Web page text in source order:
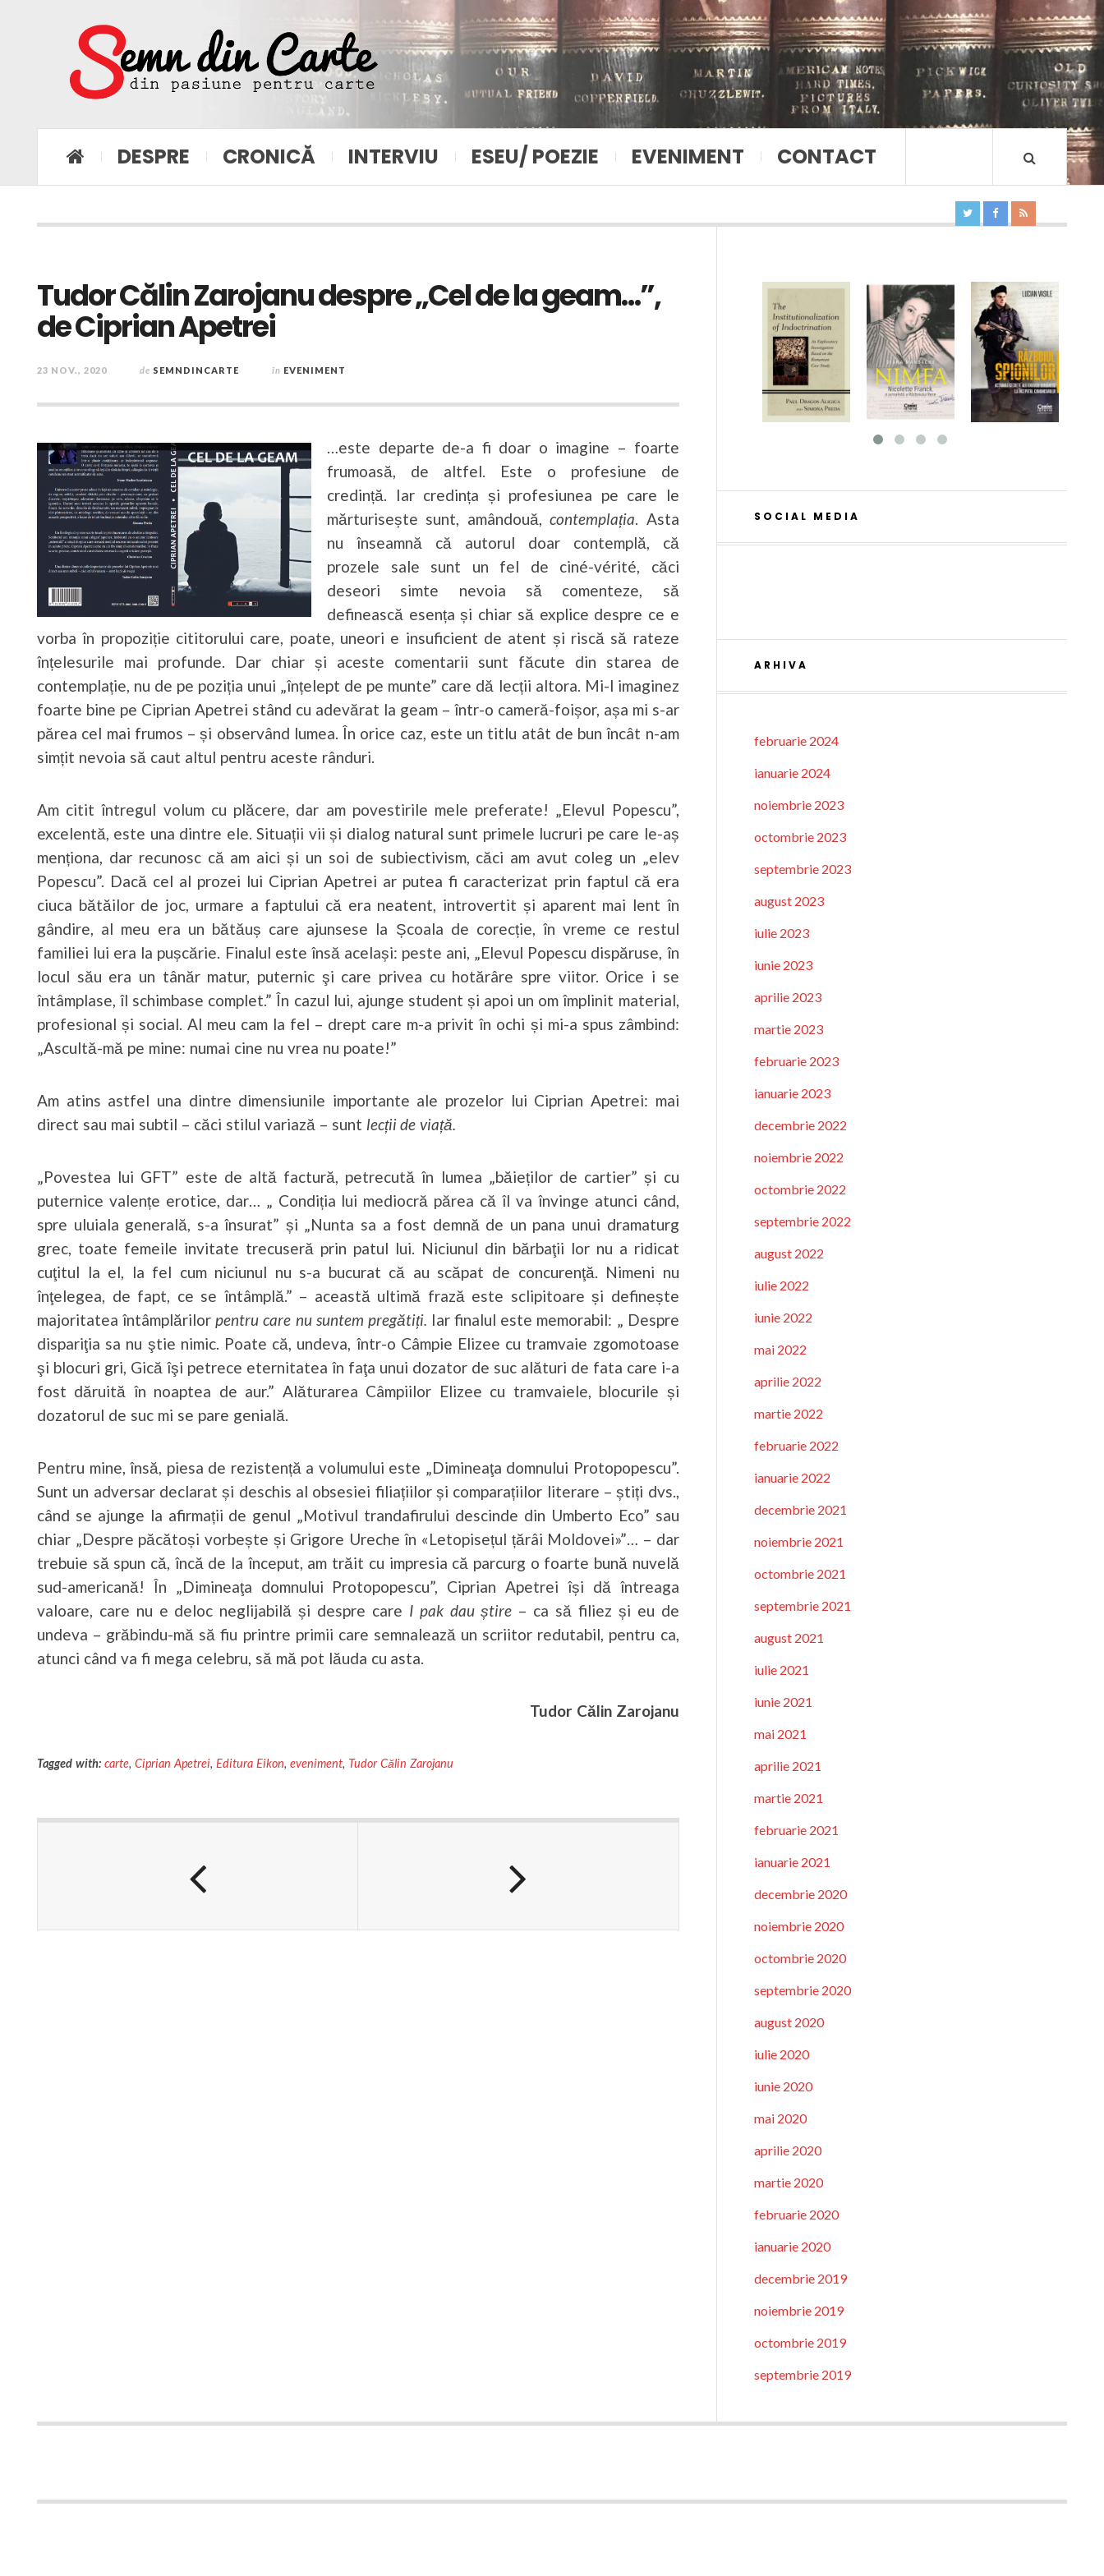
DESPRE CRONICĂ INTERVIU ESEU/ POEZIE EVENIMENT CONTACT
Tudor Călin Zarojanu despre „Cel de la geam…”,
de Ciprian Apetrei
23 NOV., 2020 de SEMNDINCARTE în EVENIMENT
…este departe de-a fi doar o imagine – foarte
frumoasă, de altfel. Este o profesiune de
credință. Iar credința și profesiunea pe care le
mărturisește sunt, amândouă,contemplația. Asta
nu înseamnă că autorul doar contemplă, că
prozele sale sunt un fel de ciné-vérité, căci
deseori simte nevoia să comenteze, să
definească esența și chiar să explice despre ce e
vorba în propoziție cititorului care, poate, uneori e insuficient de atent și riscă să rateze
înțelesurile mai profunde. Dar chiar și aceste comentarii sunt făcute din starea de
contemplație, nu de pe poziția unui „înțelept de pe munte” care dă lecții altora. Mi-l imaginez
foarte bine pe Ciprian Apetrei stând cu adevărat la geam – într-o cameră-foișor, așa mi s-ar
părea cel mai frumos – și observând lumea. În orice caz, este un titlu atât de bun încât n-am
simțit nevoia să caut altul pentru aceste rânduri.
Am citit întregul volum cu plăcere, dar am povestirile mele preferate! „Elevul Popescu”,
excelentă, este una dintre ele. Situații vii și dialog natural sunt primele lucruri pe care le-aș
menționa, dar recunosc că am aici și un soi de subiectivism, căci am avut coleg un „elev
Popescu”. Dacă cel al prozei lui Ciprian Apetrei ar putea fi caracterizat prin faptul că era
ciuca bătăilor de joc, urmare a faptului că era neatent, introvertit și aparent mai lent în
gândire, al meu era un bătăuș care ajunsese la Școala de corecție, în vreme ce restul
familiei lui era la pușcărie. Finalul este însă același: peste ani, „Elevul Popescu dispăruse, în
locul său era un tânăr matur, puternic şi care privea cu hotărâre spre viitor. Orice i se
întâmplase, îl schimbase complet.” În cazul lui, ajunge student și apoi un om împlinit material,
profesional și social. Al meu cam la fel – drept care m-a privit în ochi și mi-a spus zâmbind:
„Ascultă-mă pe mine: numai cine nu vrea nu poate!”
Am atins astfel una dintre dimensiunile importante ale prozelor lui Ciprian Apetrei: mai
direct sau mai subtil – căci stilul variază – sunt lecții de viață.
„Povestea lui GFT” este de altă factură, petrecută în lumea „băieților de cartier” și cu
puternice valențe erotice, dar… „ Condiția lui mediocră părea că îl va învinge atunci când,
spre uluiala generală, s-a însurat” și „Nunta sa a fost demnă de un pana unui dramaturg
grec, toate femeile invitate trecuseră prin patul lui. Niciunul din bărbaţii lor nu a ridicat
cuţitul la el, la fel cum niciunul nu s-a bucurat că au scăpat de concurenţă. Nimeni nu
înţelegea, de fapt, ce se întâmplă.” – această ultimă frază este sclipitoare și definește
majoritatea întâmplărilorpentru care nu suntem pregătiți. Iar finalul este memorabil: „ Despre
dispariţia sa nu ştie nimic. Poate că, undeva, într-o Câmpie Elizee cu tramvaie zgomotoase
şi blocuri gri, Gică îşi petrece eternitatea în faţa unui dozator de suc alături de fata care i-a
fost dăruită în noaptea de aur.” Alăturarea Câmpiilor Elizee cu tramvaiele, blocurile și
dozatorul de suc mi se pare genială.
Pentru mine, însă, piesa de rezistență a volumului este „Dimineaţa domnului Protopopescu”.
Sunt un adversar declarat și deschis al obsesiei filiațiilor și comparațiilor literare – știți dvs.,
când se ajunge la afirmații de genul „Motivul trandafirului descinde din Umberto Eco” sau
chiar „Despre păcătoși vorbește și Grigore Ureche în «Letopisețul țărâi Moldovei»”… – dar
trebuie să spun că, încă de la început, am trăit cu impresia că parcurg o foarte bună nuvelă
sud-americană! În „Dimineaţa domnului Protopopescu”, Ciprian Apetrei își dă întreaga
valoare, care nu e deloc neglijabilă și despre care I pak dau știre – ca să filiez și eu de
undeva – grăbindu-mă să fiu printre primii care semnalează un scriitor redutabil, pentru ca,
atunci când va fi mega celebru, să mă pot lăuda cu asta.
Tudor Călin Zarojanu
Tagged with: carte, Ciprian Apetrei, Editura Eikon, eveniment, Tudor Călin Zarojanu
SOCIAL MEDIA
ARHIVA
februarie 2024
ianuarie 2024
noiembrie 2023
octombrie 2023
septembrie 2023
august 2023
iulie 2023
iunie 2023
aprilie 2023
martie 2023
februarie 2023
ianuarie 2023
decembrie 2022
noiembrie 2022
octombrie 2022
septembrie 2022
august 2022
iulie 2022
iunie 2022
mai 2022
aprilie 2022
martie 2022
februarie 2022
ianuarie 2022
decembrie 2021
noiembrie 2021
octombrie 2021
septembrie 2021
august 2021
iulie 2021
iunie 2021
mai 2021
aprilie 2021
martie 2021
februarie 2021
ianuarie 2021
decembrie 2020
noiembrie 2020
octombrie 2020
septembrie 2020
august 2020
iulie 2020
iunie 2020
mai 2020
aprilie 2020
martie 2020
februarie 2020
ianuarie 2020
decembrie 2019
noiembrie 2019
octombrie 2019
septembrie 2019